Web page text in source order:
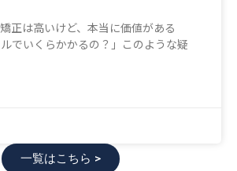
矯正は高いけど、本当に価値がある
でいくらかかるの？」このような疑
一覧はこちら >